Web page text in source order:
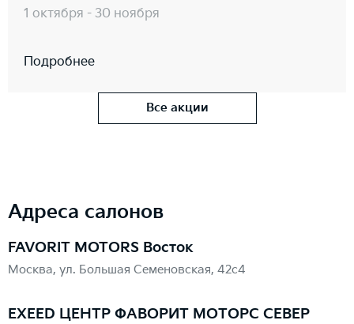
1 октября - 30 ноября
Подробнее
Все акции
Адреса салонов
FAVORIT MOTORS Восток
Москва, ул. Большая Семеновская, 42с4
EXEED ЦЕНТР ФАВОРИТ МОТОРС СЕВЕР